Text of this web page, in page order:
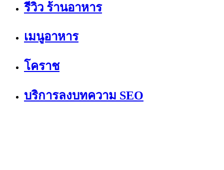
รีวิว ร้านอาหาร
เมนูอาหาร
โคราช
บริการลงบทความ SEO